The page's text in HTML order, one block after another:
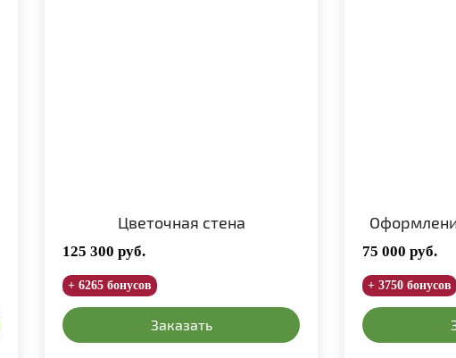
Цветочная стена
125 300 руб.
+ 6265 бонусов
Заказать
75 000 руб.
+ 3750 бонусов